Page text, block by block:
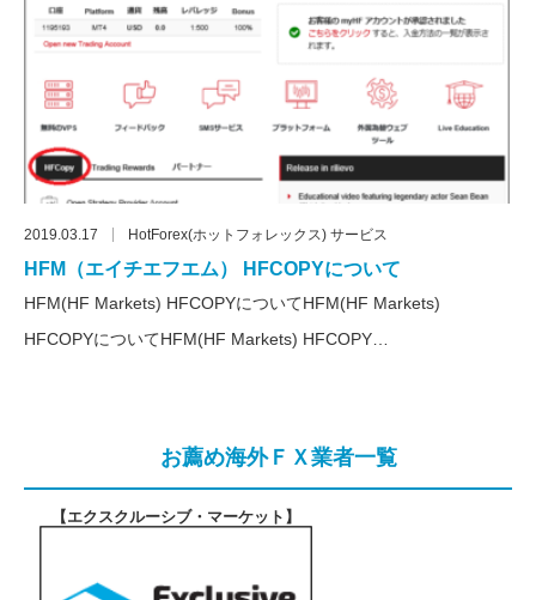
2019.03.17 HotForex(ホットフォレックス) サービス
HFM（エイチエフエム） HFCOPYについて
HFM(HF Markets) HFCOPYについてHFM(HF Markets)
HFCOPYについてHFM(HF Markets) HFCOPY…
お薦め海外ＦＸ業者一覧
【エクスクルーシブ・マーケット 】